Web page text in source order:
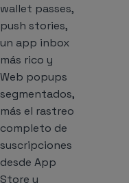
wallet passes,
push stories,
un app inbox
más rico y
Web popups
segmentados,
más el rastreo
completo de
suscripciones
desde App
Store y